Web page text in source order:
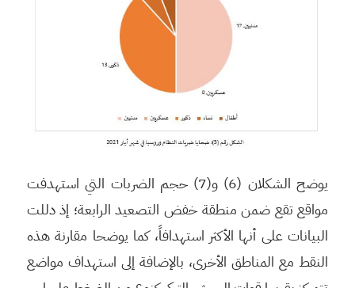
يوضح الشكلان (6) و(7) حجم الضربات التي استهدفت
مواقع تقع ضمن منطقة خفض التصعيد الرابعة؛ إذ دللت
البيانات على أنها الأكثر استهدافاً، كما يوضحا مقارنة هذه
النقط مع المناطق الأخرى، بالإضافة إلى استهداف مواضع